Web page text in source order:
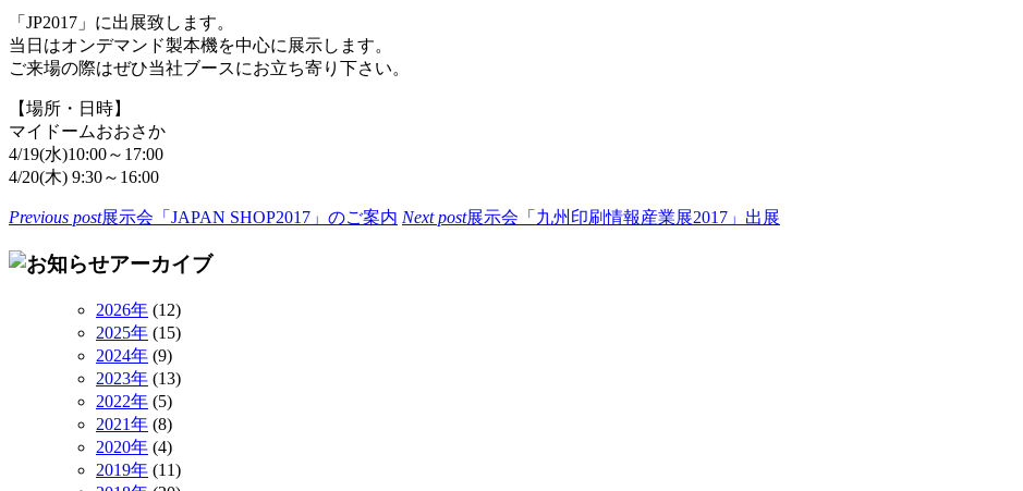
「JP2017」に出展致します。
当日はオンデマンド製本機を中心に展示します。
ご来場の際はぜひ当社ブースにお立ち寄り下さい。
【場所・日時】
マイドームおおさか
4/19(水)10:00～17:00
4/20(木) 9:30～16:00
Previous post展示会「JAPAN SHOP2017」のご案内 Next post展示会「九州印刷情報産業展2017」出展
2026年 (12)
2025年 (15)
2024年 (9)
2023年 (13)
2022年 (5)
2021年 (8)
2020年 (4)
2019年 (11)